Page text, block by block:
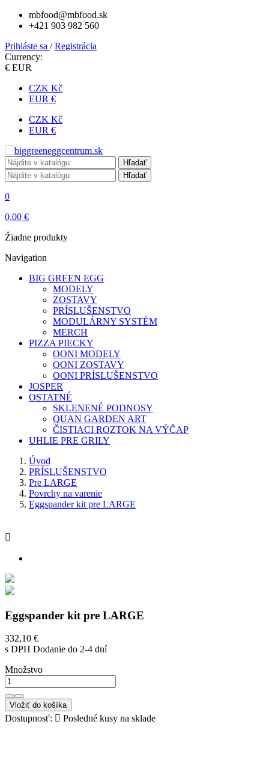
mbfood@mbfood.sk
+421 903 982 560
Prihláste sa /Registrácia
Currency:
€ EUR
CZK Kč
EUR €
CZK Kč
EUR €
Hľadať
Hľadať
0
0,00 €
Žiadne produkty
Navigation
BIG GREEN EGG
MODELY
ZOSTAVY
PRÍSLUŠENSTVO
MODULÁRNY SYSTÉM
MERCH
PIZZA PIECKY
OONI MODELY
OONI ZOSTAVY
OONI PRÍSLUŠENSTVO
JOSPER
OSTATNÉ
SKLENENÉ PODNOSY
QUAN GARDEN ART
ČISTIACI ROZTOK NA VÝČAP
UHLIE PRE GRILY
Úvod
PRÍSLUŠENSTVO
Pre LARGE
Povrchy na varenie
Eggspander kit pre LARGE

Eggspander kit pre LARGE
332,10 €
s DPH Dodanie do 2-4 dní
Množstvo
Vložiť do košíka
Dostupnosť:  Posledné kusy na sklade